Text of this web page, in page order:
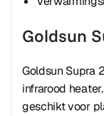
Goldsun
Goldsun Supra
infrarood
geschikt voor